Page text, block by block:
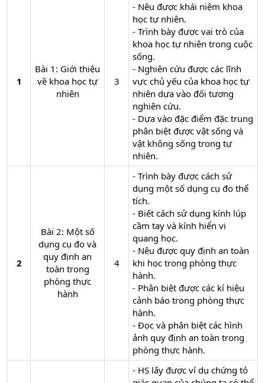
1
Bài 1: Giới thiệu
về khoa học tự
nhiên​
3​
- Nêu được khái niệm khoa
học tự nhiên.
- Trình bày được vai trò của
khoa học tự nhiên trong cuộc
sống.
- Nghiên cứu được các lĩnh
vực chủ yếu của khoa học tự
nhiên dựa vào đối tương
nghiên cứu.
- Dựa vào đặc điểm đặc trung
phân biệt được vật sống và
vật không sống trong tự
nhiên.
2
Bài 2: Một số
dụng cụ đo và
quy định an
toàn trong
phòng thực
hành​
4​
- Trình bày được cách sử
dụng một số dụng cụ đo thể
tích.
- Biết cách sử dụng kính lúp
cầm tay và kính hiển vi
quang học.
- Nêu được quy định an toàn
khi học trong phòng thực
hành.
- Phân biệt được các kí hiệu
cảnh báo trong phòng thực
hành.
- Đọc và phân biệt các hình
ảnh quy định an toàn trong
phòng thực hành.
- HS lấy được ví dụ chứng tỏ